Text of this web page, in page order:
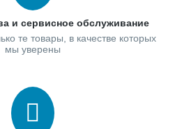
и сервисное обслуживание
те товары, в качестве которых
мы уверены